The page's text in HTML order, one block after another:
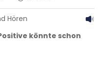
Hören
könnte schon